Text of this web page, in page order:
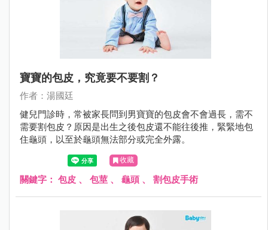
寶寶的包皮，究竟要不要割？
作者：湯國廷
健兒門診時，常被家長問到男寶寶的包皮會不會過長，需不
需要割包皮？原因是出生之後包皮還不能往後推，緊緊地包
住龜頭，以至於龜頭無法部分或完全外露。
收藏
關鍵字： 包皮 、 包莖 、 龜頭 、 割包皮手術